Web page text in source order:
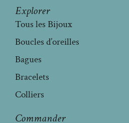
Explorer
Tous les Bijoux
Boucles d’oreilles
Bagues
Bracelets
Colliers
Commander